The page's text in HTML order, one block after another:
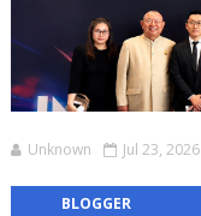
Unknown Jul 23, 2026
BLOGGER